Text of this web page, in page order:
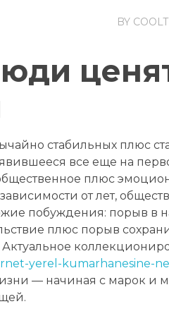
BY
стабильных плюс
все еще на
плюс
от лет,
побуждения: порыв в
плюс порыв
yerel-kumarhanesine-
— начиная с марок и